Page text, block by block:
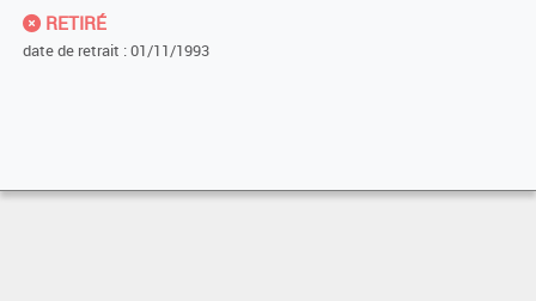
RETIRÉ
date de retrait : 01/11/1993